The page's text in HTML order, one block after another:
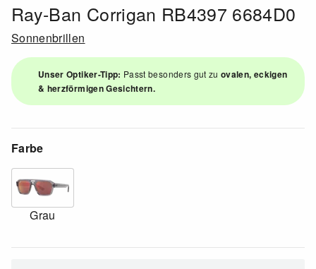
Ray-Ban Corrigan RB4397 6684D0
Sonnenbrillen
Unser Optiker-Tipp: Passt besonders gut zuovalen, eckigen
& herzförmigen Gesichtern.
Farbe
Grau